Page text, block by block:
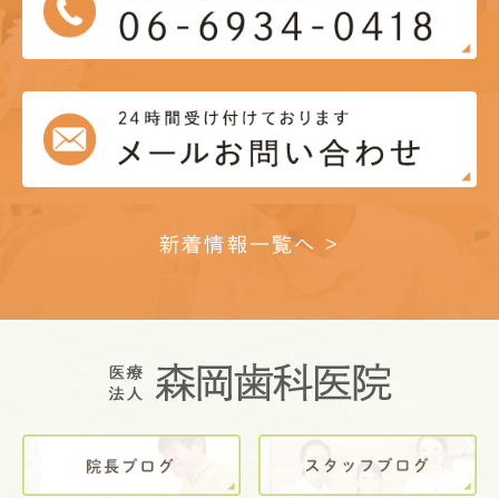
新着情報一覧へ >